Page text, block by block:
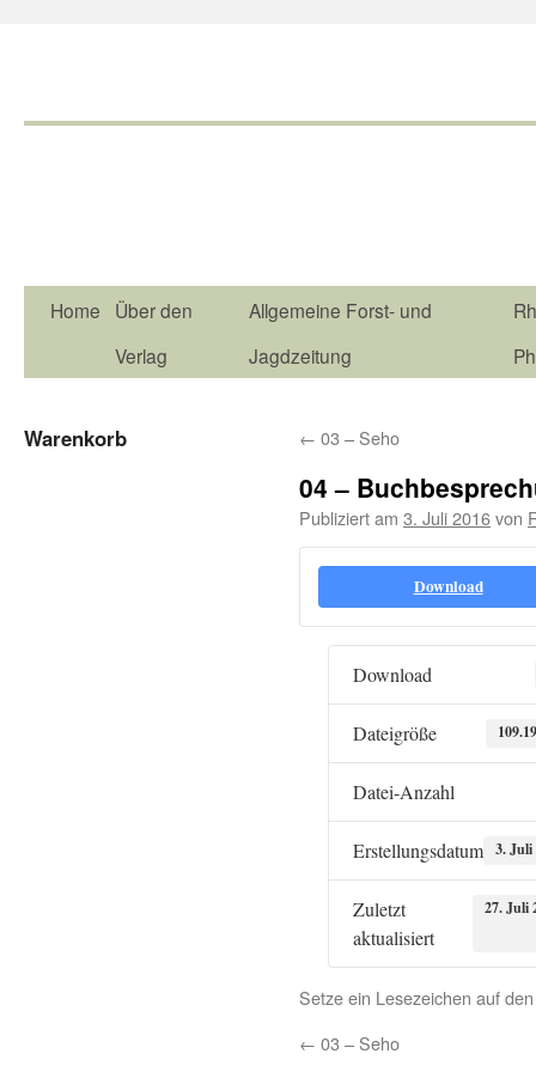
Home
Über den
Verlag
Allgemeine Forst- und
Jagdzeitung
← 03 – Seho
04 –
Publiziert am 3. Juli 2016von
Download
Download
Dateigröße
Datei-Anzahl
Erstellungsdatum 3. Juli
Zuletzt
aktualisiert
27. Juli
Setze ein Lesezeichen auf
← 03 – Seho
Warenkorb